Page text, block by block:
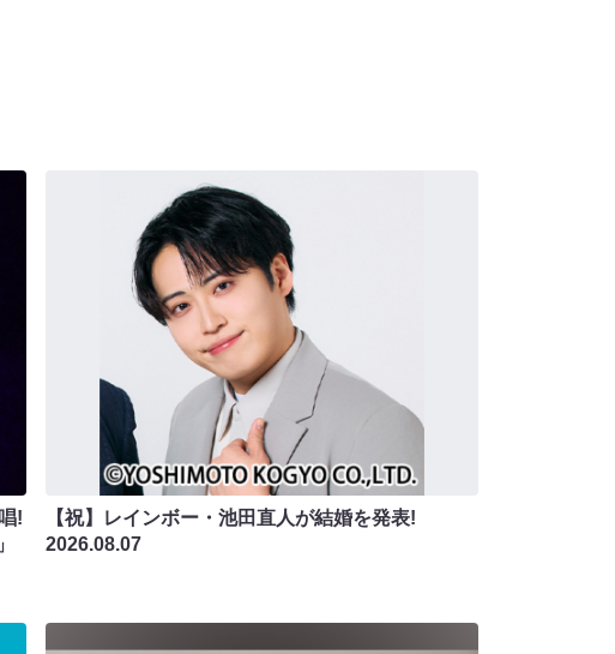
!
【祝】レインボー・池田直人が結婚を発表!
2026.08.07